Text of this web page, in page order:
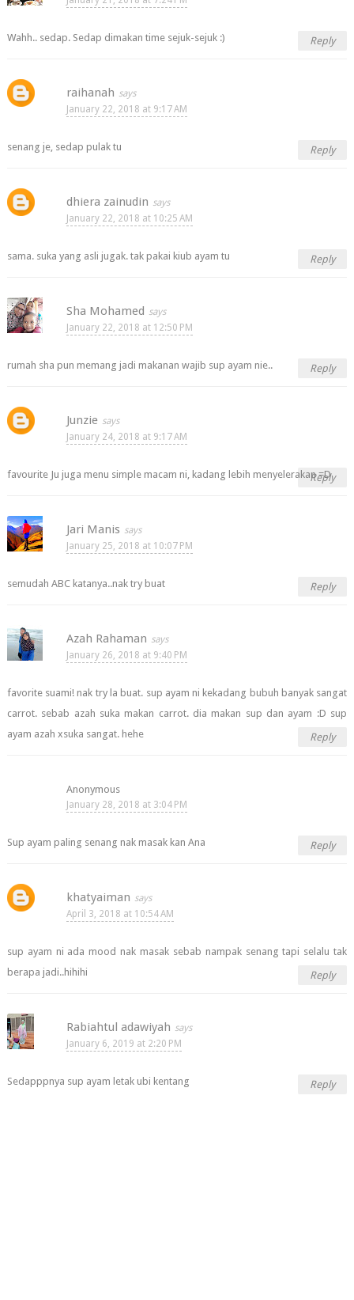
Wahh.. sedap. Sedap dimakan time sejuk-sejuk :) Reply
raihanah
January 22, 2018 at 9:17 AM
senang je, sedap pulak tu Reply
dhiera zainudin
January 22, 2018 at 10:25 AM
sama. suka yang asli jugak. tak pakai kiub ayam tu Reply
Sha Mohamed
January 22, 2018 at 12:50 PM
rumah sha pun memang jadi makanan wajib sup ayam nie.. Reply
Junzie
January 24, 2018 at 9:17 AM
favourite Ju juga menu simple macam ni, kadang lebih menyelerakan =D
Reply
Jari Manis
January 25, 2018 at 10:07 PM
semudah ABC katanya..nak try buat Reply
Azah Rahaman
January 26, 2018 at 9:40 PM
favorite suami! nak try la buat. sup ayam ni kekadang bubuh banyak sangat
carrot. sebab azah suka makan carrot. dia makan sup dan ayam :D sup
ayam azah xsuka sangat. hehe
Reply
Anonymous
January 28, 2018 at 3:04 PM
Sup ayam paling senang nak masak kan Ana Reply
khatyaiman
April 3, 2018 at 10:54 AM
sup ayam ni ada mood nak masak sebab nampak senang tapi selalu tak
berapa jadi..hihihi
Reply
Rabiahtul adawiyah
January 6, 2019 at 2:20 PM
Sedapppnya sup ayam letak ubi kentang Reply